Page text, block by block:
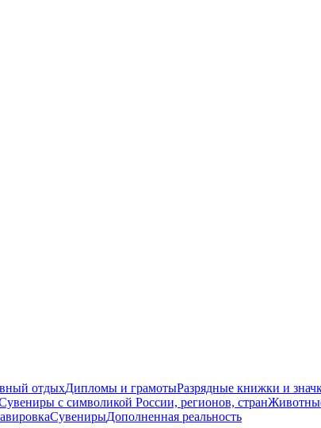
отдыхДипломы и грамотыРазрядные книжки и
с символикой России, регионов, стран
СувенирыДополненная реальность